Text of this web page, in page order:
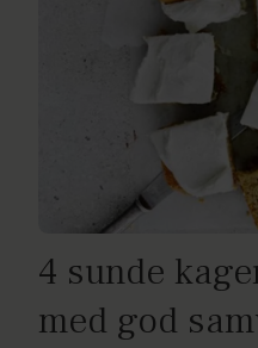
4 sunde
med god